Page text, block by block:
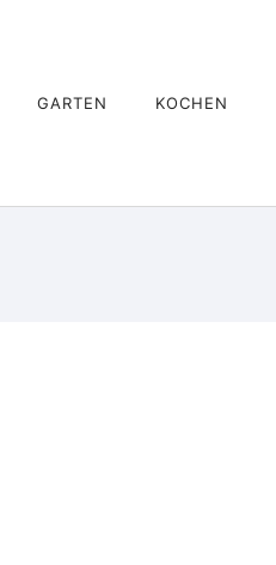
GARTEN KOCHEN